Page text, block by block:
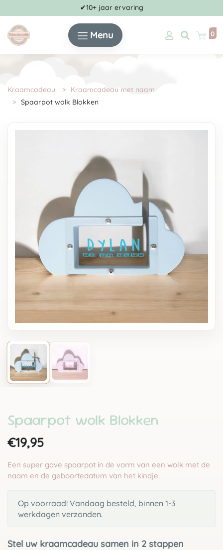
✔10+ jaar ervaring
Menu 0
Kraamcadeau
Kraamcadeau met naam
Spaarpot wolk Blokken
Spaarpot wolk Blokken
€19,95
Een super gave spaarpot in de vorm van een wolk met de
naam en de geboortedatum van het kindje.
Op voorraad! Vandaag besteld, binnen 1-3
werkdagen verzonden.
Stel uw kraamcadeau samen in 2 stappen